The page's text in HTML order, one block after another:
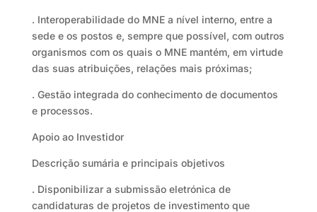
. Interoperabilidade do MNE a nível interno, entre a
sede e os postos e, sempre que possível, com outros
organismos com os quais o MNE mantém, em virtude
das suas atribuições, relações mais próximas;
. Gestão integrada do conhecimento de documentos
e processos.
Apoio ao Investidor
Descrição sumária e principais objetivos
. Disponibilizar a submissão eletrónica de
candidaturas de projetos de investimento que